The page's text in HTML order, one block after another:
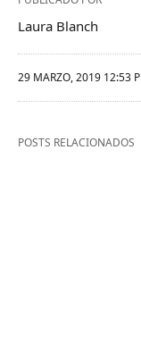
Laura Blanch
29 MARZO, 2019 12:53
POSTS RELACIONADOS